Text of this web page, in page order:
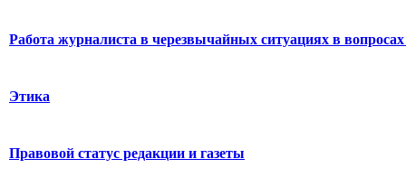
Работа журналиста в черезвычайных ситуациях в вопросах
Этика
Правовой статус редакции и газеты